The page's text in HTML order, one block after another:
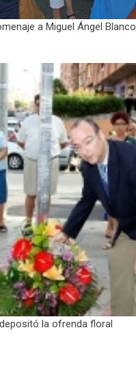
a Miguel Ángel Blanco
la ofrenda floral